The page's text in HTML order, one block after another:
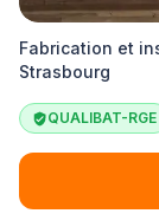
Fabrication et
Strasbourg
QUALIBAT-RGE